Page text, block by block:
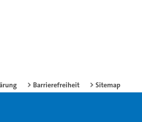
Barrierefreiheit Sitemap